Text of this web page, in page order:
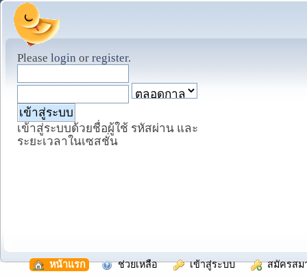
Please login or register.
เข้าสู่ระบบด้วยชื่อผู้ใช้ รหัสผ่าน และ
ระยะเวลาในเซสชั่น
หน้าแรก ช่วยเหลือ เข้าสู่ระบบ สมัครสม